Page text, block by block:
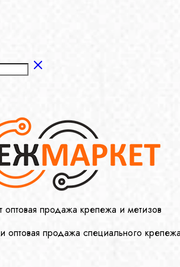
продажа крепежа и метизов
оптовая продажа специального